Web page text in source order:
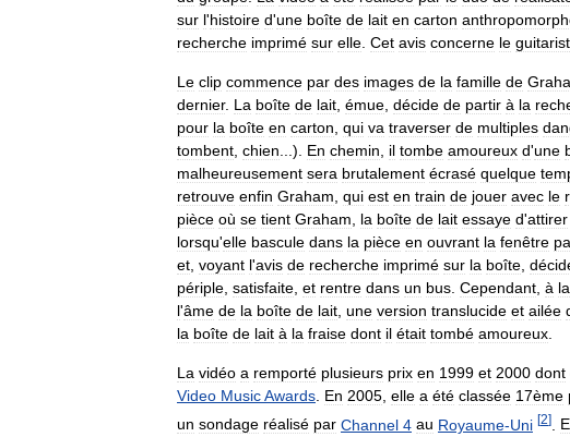
sur l'histoire d'une boîte de lait en carton
recherche imprimé sur elle Cet avis concerne le
Le clip commence par des images de la famille de
dernier. La boîte de lait émue décide de partir à la
pour la boîte en carton qui va traverser de multiples
tombent chien ...). En chemin il tombe amoureux d'une
malheureusement sera brutalement écrasé quelque
retrouve enfin Graham qui est en train de jouer avec le
pièce où se tient Graham la boîte de lait essaye d'attirer
lorsqu'elle bascule dans la pièce en ouvrant la fenêtre
et voyant l'avis de recherche imprimé sur la boîte
périple satisfaite et rentre dans un bus Cependant à la
l'âme de la boîte de lait une version translucide et ailée
la boîte de lait à la fraise dont il était tombé amoureux
La vidéo a remporté plusieurs prix en 1999 et 2000 dont
Video MusicAwards En 2005 elle a été classée 17ème
un sondage réalisé par Channel 4 au Royaume-Uni [2]